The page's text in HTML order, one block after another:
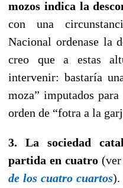
mozos indica la
con una
Nacional ordenase la
creo que a estas
intervenir: bastaría
moza” imputados
orden de “fotra a la
3. La sociedad
partida en cuatro(ver
de los cuatro cuartos).